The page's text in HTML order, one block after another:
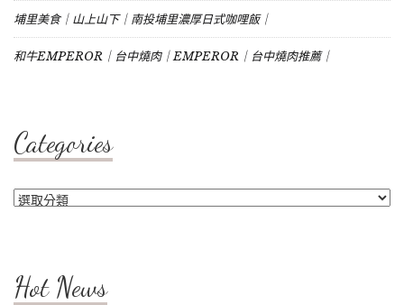
埔里美食｜山上山下｜南投埔里濃厚日式咖哩飯｜
和牛EMPEROR｜台中燒肉｜EMPEROR｜台中燒肉推薦｜
Categories
Categories
Hot News